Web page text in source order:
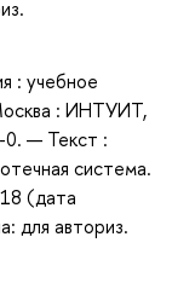
: учебное
: ИНТУИТ,
— Текст :
система.
(дата
для авториз.